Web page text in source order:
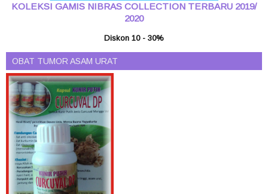
KOLEKSI GAMIS NIBRAS COLLECTION TERBARU 2019/
2020
Diskon 10 - 30%
OBAT TUMOR ASAM URAT